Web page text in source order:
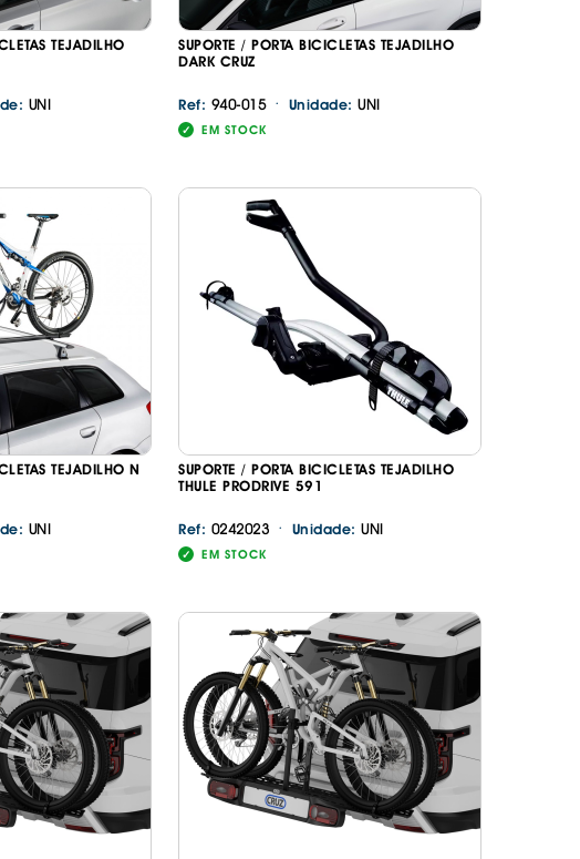
TEJADILHO
UNI
SUPORTE / PORTA BICICLETAS TEJADILHO
DARK CRUZ
Ref: 940-015 · Unidade:UNI
EM STOCK
TEJADILHO N
UNI
SUPORTE / PORTA BICICLETAS TEJADILHO
THULE PRODRIVE 591
Ref: 0242023 · Unidade:UNI
EM STOCK